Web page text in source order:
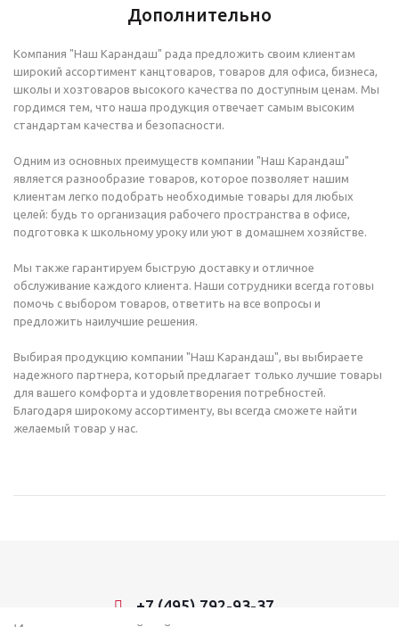
Дополнительно
Компания "Наш Карандаш" рада предложить своим клиентам
широкий ассортимент канцтоваров, товаров для офиса, бизнеса,
школы и хозтоваров высокого качества по доступным ценам. Мы
гордимся тем, что наша продукция отвечает самым высоким
стандартам качества и безопасности.
Одним из основных преимуществ компании "Наш Карандаш"
является разнообразие товаров, которое позволяет нашим
клиентам легко подобрать необходимые товары для любых
целей: будь то организация рабочего пространства в офисе,
подготовка к школьному уроку или уют в домашнем хозяйстве.
Мы также гарантируем быструю доставку и отличное
обслуживание каждого клиента. Наши сотрудники всегда готовы
помочь с выбором товаров, ответить на все вопросы и
предложить наилучшие решения.
Выбирая продукцию компании "Наш Карандаш", вы выбираете
надежного партнера, который предлагает только лучшие товары
для вашего комфорта и удовлетворения потребностей.
Благодаря широкому ассортименту, вы всегда сможете найти
желаемый товар у нас.
+7 (495) 792-93-37